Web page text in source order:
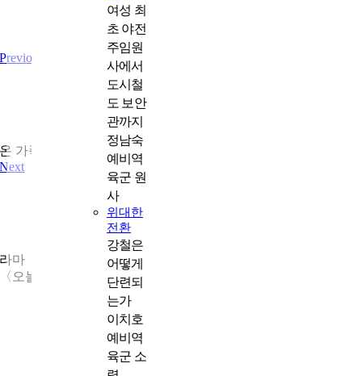
여성 최
초 야전
주임원
사에서
도시철
도 보안
관까지
정남숙
예비역
육군 원
사
위대한
전환
강철은
어떻게
단련되
는가
이치호
예비역
육군 소
Previous
연령대별로 챙겨야 할 경제교육 포인트 성유미
온 가족 경제교육 커뮤니티 ‘깨비드림’ 대표
Next
이야기를 그리는 사람들, 웹툰 작가의 세계 드
라마
〈오늘의 웹툰〉과 영화 〈히트맨〉 속 ‘웹툰 작가’